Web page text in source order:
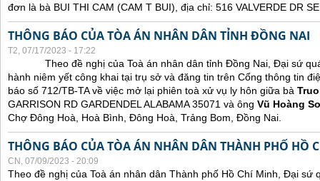
đơn là bà BUI THI CAM (CAM T BUI), địa chỉ: 516 VALVERDE DR
THÔNG BÁO CỦA TÒA ÁN NHÂN DÂN TỈNH ĐỒNG NAI
T2, 07/17/2023 - 17:22
Theo đề nghị của Toà án nhân dân tỉnh Đồng Nai, Đại sứ
hành niêm yết công khai tại trụ sở và đăng tin trên Cổng thông tin
báo số 712/TB-TA về việc mở lại phiên toà xử vụ ly hôn giữa bà
GARRISON RD GARDENDEL ALABAMA 35071 và ông Vũ Hoàng
Chợ Đông Hoà, Hoà Bình, Đông Hoà, Trảng Bom, Đồng Nai.
THÔNG BÁO CỦA TÒA ÁN NHÂN DÂN THÀNH PHỐ HỒ
CN, 07/09/2023 - 20:09
Theo đề nghị của Toà án nhân dân Thành phố Hồ Chí Minh, Đại sứ